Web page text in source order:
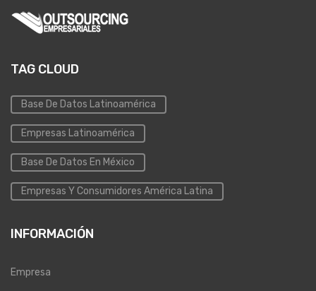
TAG CLOUD
Base De Datos Latinoamérica
Empresas Latinoamérica
Base De Datos En México
Empresas Y Consumidores América Latina
INFORMACIÓN
Empresa